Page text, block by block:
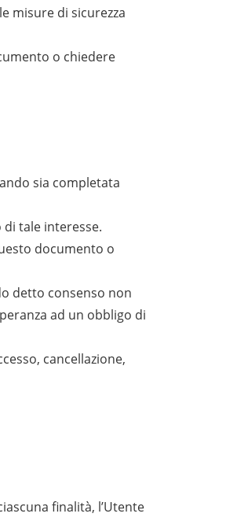
misure di sicurezza
o chiedere
sia completata
tale interesse.
documento o
detto consenso non
ad un obbligo di
cancellazione,
finalità, l’Utente